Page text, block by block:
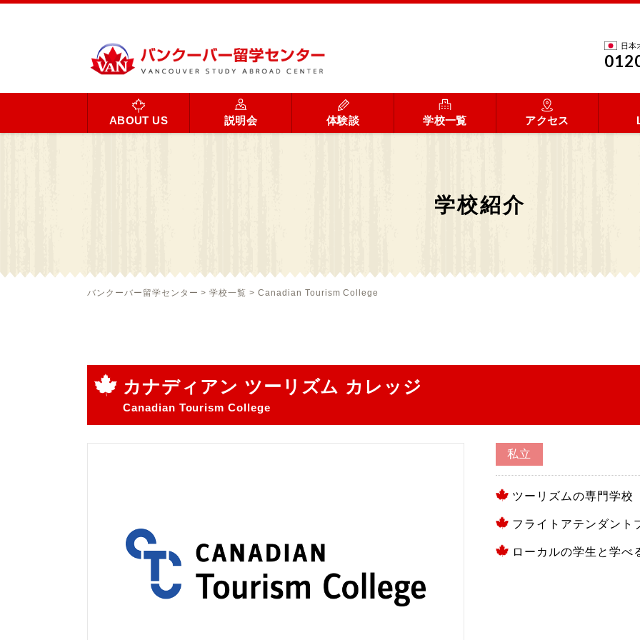
日本
ABOUT US 説明会 体験談 学校一覧 アクセス
学校紹介
バンクーバー留学センター >学校一覧 >Canadian Tourism College
カナディアン ツーリズム カレッジ
Canadian Tourism College
私立
ツーリズムの専門学校
フライトアテンダント
ローカルの学生と学べ